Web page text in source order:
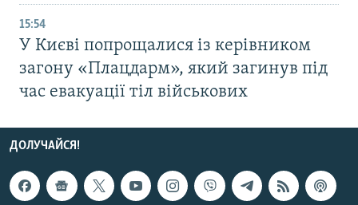
15:54
У Києві попрощалися із керівником
загону «Плацдарм», який загинув під
час евакуації тіл військових
ДОЛУЧАЙСЯ!